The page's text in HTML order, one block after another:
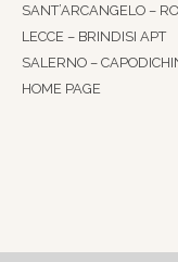
SANT’ARCANGELO –
LECCE – BRINDISI APT
SALERNO –
HOME PAGE